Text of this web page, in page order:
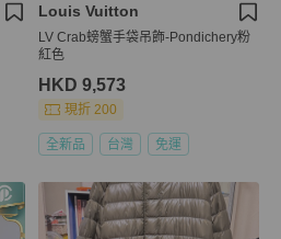
Louis Vuitton
LV Crab螃蟹手袋吊飾-Pondichery粉
紅色
HKD 9,573
現折 200
全新品 台灣 免運